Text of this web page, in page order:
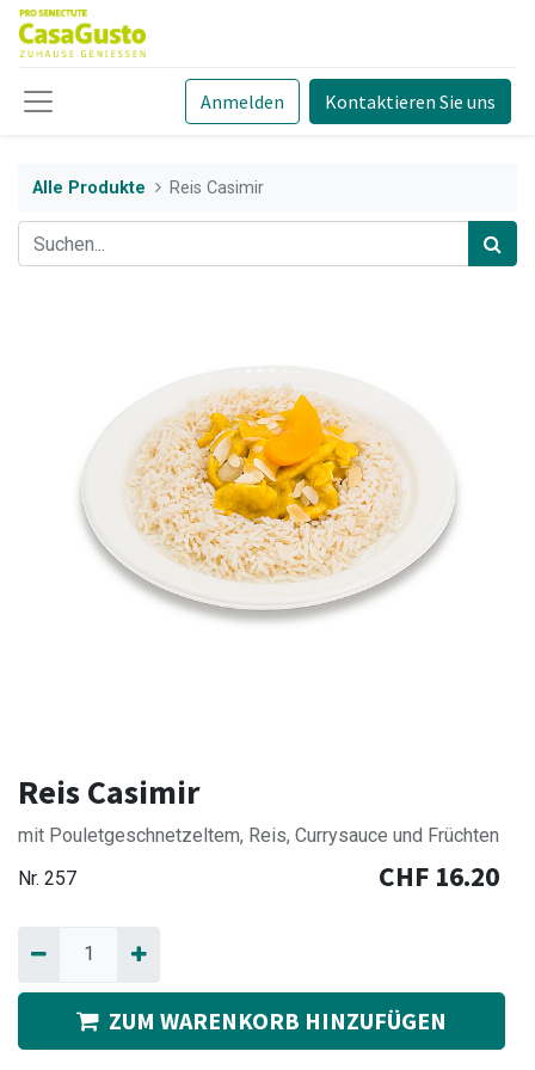
Anmelden Kontaktieren Sie uns
Alle Produkte Reis Casimir
Reis Casimir
mit Pouletgeschnetzeltem, Reis, Currysauce und Früchten
Nr. 257 CHF 16.20
ZUM WARENKORB HINZUFÜGEN